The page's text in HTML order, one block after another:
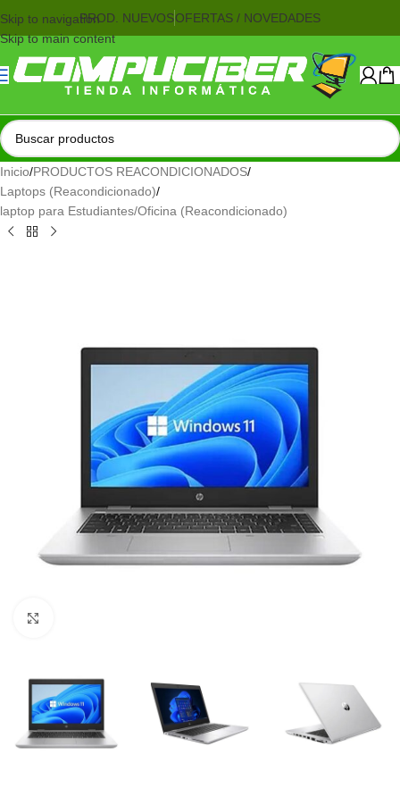
Skip to navigation
Skip to main content
PROD. NUEVOSOFERTAS / NOVEDADES
Inicio/PRODUCTOS REACONDICIONADOS/
Laptops (Reacondicionado)/
laptop para Estudiantes/Oficina (Reacondicionado)